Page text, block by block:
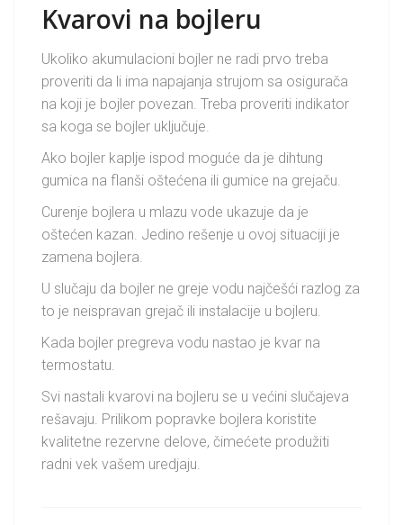
Kvarovi na bojleru
Ukoliko akumulacioni bojler ne radi prvo treba
proveriti da li ima napajanja strujom sa osigurača
na koji je bojler povezan. Treba proveriti indikator
sa koga se bojler uključuje.
Ako bojler kaplje ispod moguće da je dihtung
gumica na flanši oštećena ili gumice na grejaču.
Curenje bojlera u mlazu vode ukazuje da je
oštećen kazan. Jedino rešenje u ovoj situaciji je
zamena bojlera.
U slučaju da bojler ne greje vodu najčešći razlog za
to je neispravan grejač ili instalacije u bojleru.
Kada bojler pregreva vodu nastao je kvar na
termostatu.
Svi nastali kvarovi na bojleru se u većini slučajeva
rešavaju. Prilikom popravke bojlera koristite
kvalitetne rezervne delove, čimećete produžiti
radni vek vašem uredjaju.